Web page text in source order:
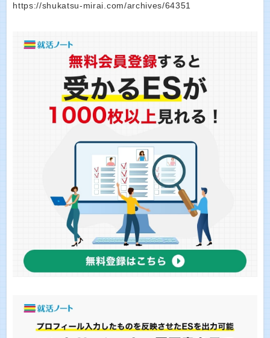
https://shukatsu-mirai.com/archives/64351